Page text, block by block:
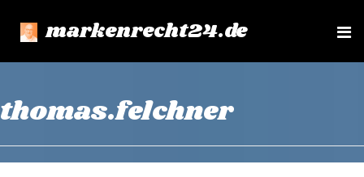
markenrecht24.de
e
thomas.felchner